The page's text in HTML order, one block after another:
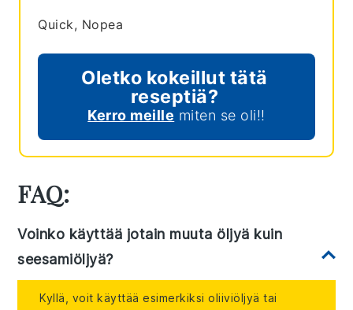
Quick, Nopea
Oletko kokeillut tätä
reseptiä?
Kerro meille miten se oli!!
FAQ:
Voinko käyttää jotain muuta öljyä kuin
seesamiöljyä?
Kyllä, voit käyttää esimerkiksi oliiviöljyä tai